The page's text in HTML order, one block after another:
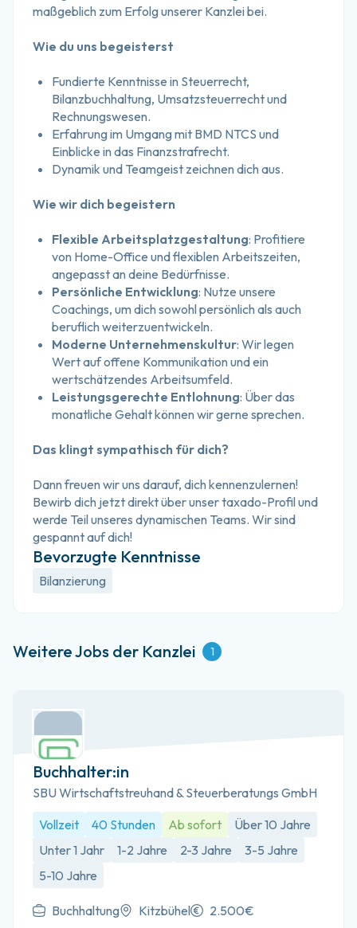
maßgeblich zum Erfolg unserer Kanzlei bei.
Wie du uns begeisterst
Fundierte Kenntnisse in Steuerrecht,
Bilanzbuchhaltung, Umsatzsteuerrecht und
Rechnungswesen.
Erfahrung im Umgang mit BMD NTCS und
Einblicke in das Finanzstrafrecht.
Dynamik und Teamgeist zeichnen dich aus.
Wie wir dich begeistern
Flexible Arbeitsplatzgestaltung: Profitiere
von Home-Office und flexiblen Arbeitszeiten,
angepasst an deine Bedürfnisse.
Persönliche Entwicklung: Nutze unsere
Coachings, um dich sowohl persönlich als auch
beruflich weiterzuentwickeln.
Moderne Unternehmenskultur: Wir legen
Wert auf offene Kommunikation und ein
wertschätzendes Arbeitsumfeld.
Leistungsgerechte Entlohnung: Über das
monatliche Gehalt können wir gerne sprechen.
Das klingt sympathisch für dich?
Dann freuen wir uns darauf, dich kennenzulernen!
Bewirb dich jetzt direkt über unser taxado-Profil und
werde Teil unseres dynamischen Teams. Wir sind
gespannt auf dich!
Bevorzugte Kenntnisse
Bilanzierung
Weitere Jobs der Kanzlei 1
Buchhalter:in
SBU Wirtschaftstreuhand & Steuerberatungs GmbH
Vollzeit
40 Stunden Ab sofort
Über 10 Jahre
Unter 1 Jahr
1-2 Jahre 2-3 Jahre
3-5 Jahre
5-10 Jahre
Buchhaltung Kitzbühel 2.500€